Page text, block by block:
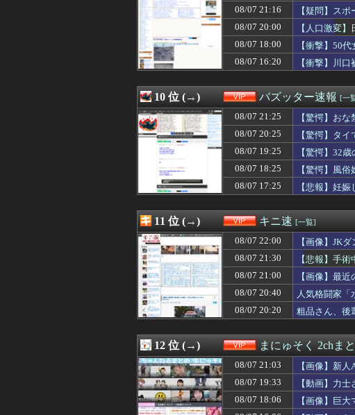
08/07 20:00
【人口激変】日本人が減り
08/07 20:00
【画像】女漫画家しか描か
【悲報】未来で待ってる女
08/07 20:00
【悲報】「果糖」が「がん
08/07 20:00
「インコを見せてあげる
08/07 20:00
れいわ新選組、ついに解体
08/07 19:44
一日の食費1000円とかいう
08/07 19:40
急増する「自分の頭で考え
08/07 19:40
【画像】アメリカ人JKさん
08/07 19:39
俺「今日やりたい、ヨシッ
08/07 19:39
「Virtual Insanity」30年越
08/07 19:35
【驚愕】中国女さん、大
08/07 19:34
【悲報】ワイ筋トレ民、ダ
08/07 19:33
【ｼｺ画像】保健室のデカパ
08/07 19:33
【動画】力士さん、ボクサ
08/07 19:31
【画像】ワイのマッマ、若
08/07 19:31
日本「輸入に頼りまくり
08/07 19:30
お弁当屋さん、消費税が１
08/07 19:30
【画像】ジャンポケ斎藤「
08/07 19:27
【画像】Amazon配達員、
08/07 19:25
【驚愕】32歳の女だけど元
08/07 19:22
彼女いない歴年齢の25歳だ
08/07 19:21
【悲報】ジャンポケ斎藤「
08/07 19:15
人妻系風俗行ってきたらこ
08/07 19:10
【動画】ショートスリーパ
08/07 19:10
【動画】あたシコ女襲来ｗ
08/07 19:10
【画像】地味顔なのに体は
08/07 19:09
【熱波】ドイツ、暑すぎて
08/07 19:09
【朗報画像】グラビアアイ
08/07 19:09
【画像】渡邊渚のエッセイ
08/07 21:16
【疑問】ス
08/07 20:00
【人口激変
市 日本人の
08/07 18:00
【衝撃】50
物状態”に
08/07 16:20 【衝撃】川
10 位 (→) バズッター速報 [一
08/07 21:25
【驚愕】お
08/07 20:25
【驚愕】タ
08/07 19:25
【驚愕】32
08/07 18:25
【驚愕】風
08/07 17:25
【悲報】妊
11 位 (→) キニ速 [一覧]
08/07 22:00
【画像】JK
08/07 21:30
【悲報】手
08/07 21:00
【画像】最
08/07 20:40
人気格闘家「
08/07 20:20
粗品さん、後
12 位 (→) まにゅそく 2chま
08/07 21:03
【画像】新
08/07 19:33
【動画】力
08/07 18:06
【画像】巨